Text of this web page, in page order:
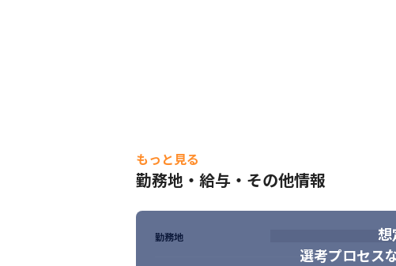
もっと見る
勤務地・給与・その他情報
想
選考プロセス
勤務地